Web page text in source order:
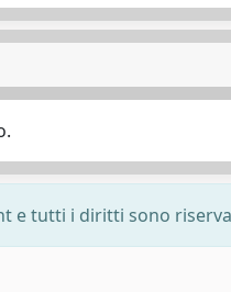
e tutti i diritti sono